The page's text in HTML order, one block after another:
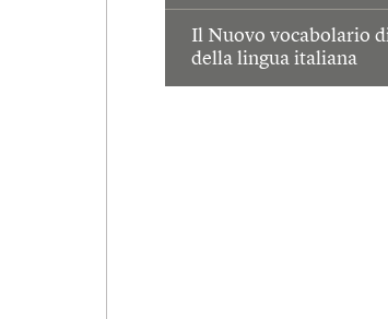
Il Nuovo vocabolario
della lingua italiana